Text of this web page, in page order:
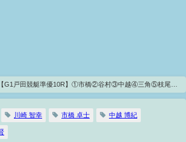
【G1戸田競艇準優10R】①市橋②谷村③中越④三角⑤枝尾⑥
川崎 智幸 市橋 卓士 中越 博紀